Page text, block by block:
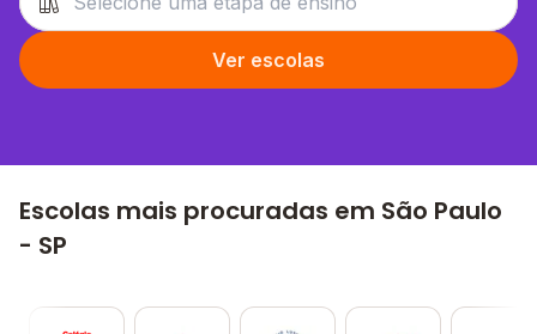
Ver escolas
Escolas mais procuradas em São Paulo
- SP